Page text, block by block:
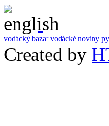
vodácký bazar vodácké noviny
Created by